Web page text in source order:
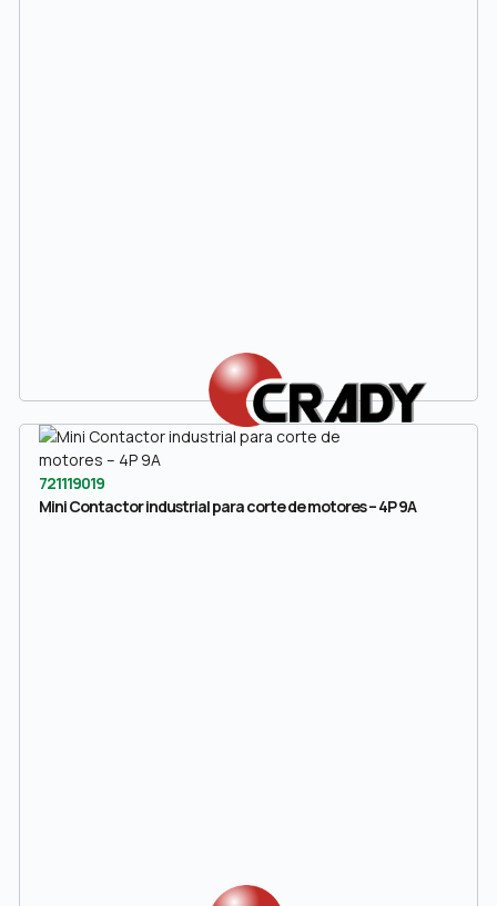
721119019
Mini Contactor industrial para corte de motores – 4P 9A